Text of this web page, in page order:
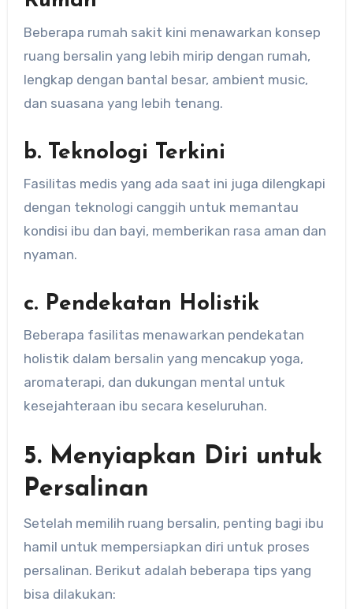
Beberapa rumah sakit kini menawarkan konsep
ruang bersalin yang lebih mirip dengan rumah,
lengkap dengan bantal besar, ambient music,
dan suasana yang lebih tenang.
b. Teknologi Terkini
Fasilitas medis yang ada saat ini juga dilengkapi
dengan teknologi canggih untuk memantau
kondisi ibu dan bayi, memberikan rasa aman dan
nyaman.
c. Pendekatan Holistik
Beberapa fasilitas menawarkan pendekatan
holistik dalam bersalin yang mencakup yoga,
aromaterapi, dan dukungan mental untuk
kesejahteraan ibu secara keseluruhan.
5. Menyiapkan Diri untuk
Persalinan
Setelah memilih ruang bersalin, penting bagi ibu
hamil untuk mempersiapkan diri untuk proses
persalinan. Berikut adalah beberapa tips yang
bisa dilakukan: